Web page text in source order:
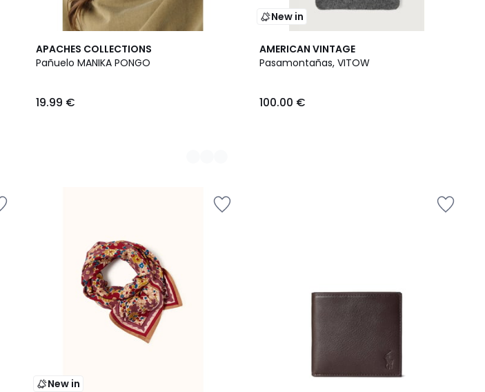
APACHES COLLECTIONS
Pañuelo MANIKA PONGO
19.99 €
5
Colores
New in
AMERICAN VINTAGE
Pasamontañas, VITOW
100.00 €
New in